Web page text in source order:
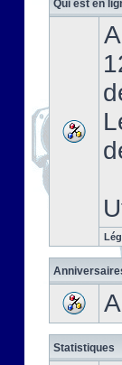
Qui est en
Statistiques